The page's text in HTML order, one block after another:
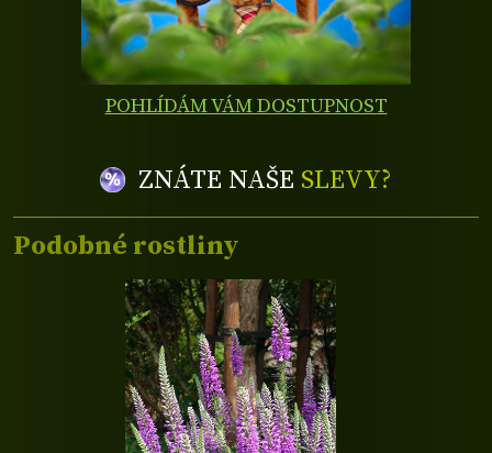
POHLÍDÁM VÁM DOSTUPNOST
ZNÁTE NAŠE SLEVY?
Podobné rostliny